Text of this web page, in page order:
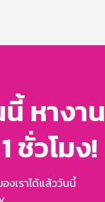
หางาน
ชั่วโมง!
งเราได้แล้ววันนี้